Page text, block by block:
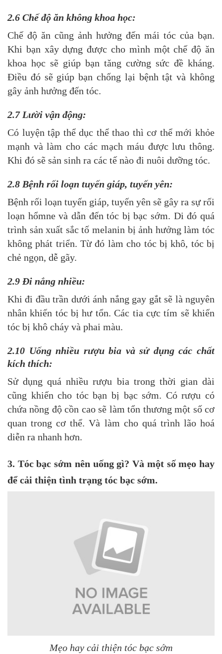
2.6 Chế độ ăn không khoa học:
Chế độ ăn cũng ảnh hưởng đến mái tóc của bạn.
Khi bạn xây dựng được cho mình một chế độ ăn
khoa học sẽ giúp bạn tăng cường sức đề kháng.
Điều đó sẽ giúp bạn chống lại bệnh tật và không
gây ảnh hưởng đến tóc.
2.7 Lười vận động:
Có luyện tập thể dục thể thao thì cơ thể mới khỏe
mạnh và làm cho các mạch máu được lưu thông.
Khi đó sẽ sản sinh ra các tế nào đi nuôi dưỡng tóc.
2.8 Bệnh rối loạn tuyến giáp, tuyến yên:
Bệnh rối loạn tuyến giáp, tuyến yên sẽ gây ra sự rối
loạn hổmne và dẫn đến tóc bị bạc sớm. Di đó quá
trình sản xuất sắc tố melanin bị ảnh hưởng làm tóc
không phát triển. Từ đó làm cho tóc bị khô, tóc bị
chẻ ngọn, dễ gãy.
2.9 Đi nắng nhiều:
Khi đi đầu trần dưới ánh nắng gay gắt sẽ là nguyên
nhân khiến tóc bị hư tổn. Các tia cực tím sẽ khiến
tóc bị khô cháy và phai màu.
2.10 Uống nhiều rượu bia và sử dụng các chất
kích thích:
Sử dụng quá nhiều rượu bia trong thời gian dài
cũng khiến cho tóc bạn bị bạc sớm. Có rượu có
chứa nồng độ cồn cao sẽ làm tổn thương một số cơ
quan trong cơ thể. Và làm cho quá trình lão hoá
diễn ra nhanh hơn.
3. Tóc bạc sớm nên uống gì? Và một số mẹo hay
để cải thiện tình trạng tóc bạc sớm.
Mẹo hay cải thiện tóc bạc sớm